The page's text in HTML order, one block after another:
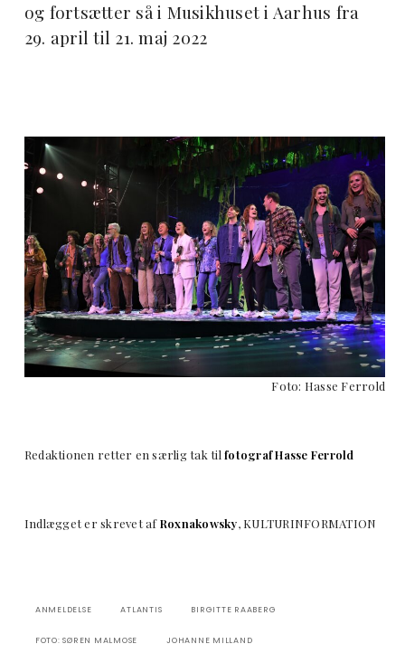
og fortsætter så i Musikhuset i Aarhus fra
29. april til 21. maj 2022
Foto: Hasse Ferrold
Redaktionen retter en særlig tak tilfotograf Hasse Ferrold
Indlægget er skrevet afRoxnakowsky, KULTURINFORMATION
ANMELDELSE ATLANTIS BIRGITTE RAABERG
FOTO: SØREN MALMOSE JOHANNE MILLAND